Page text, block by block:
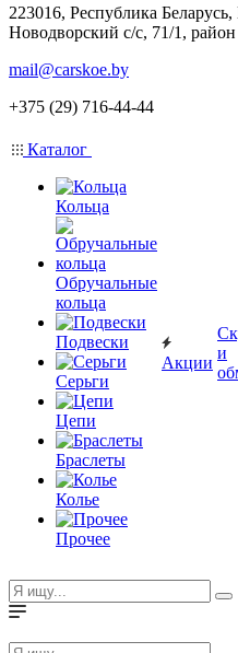
223016, Республика
Новодворский с/с, 71/1,
mail@carskoe.by
+375 (29) 716-44-44
Каталог
Кольца
Обручальные
кольца
Подвески
Серьги
Цепи
Браслеты
Колье
Прочее
Акции
и